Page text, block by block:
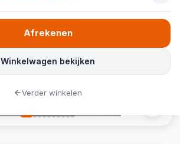
Winkelwagen bekijken
Afrekenen
Verder winkelen